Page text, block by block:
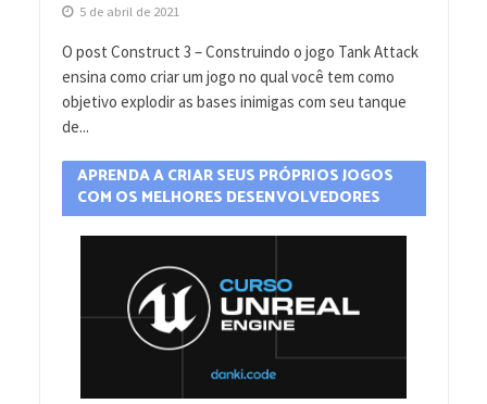
5 de abril de 2021
O post Construct 3 – Construindo o jogo Tank Attack
ensina como criar um jogo no qual você tem como
objetivo explodir as bases inimigas com seu tanque
de...
APRENDA A CRIAR SEUS PRÓPRIOS JOGOS
COM OS MELHORES DESENVOLVEDORES